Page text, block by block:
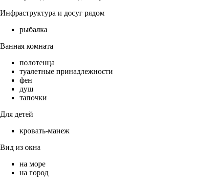
Инфраструктура и досуг рядом
рыбалка
Ванная комната
полотенца
туалетные принадлежности
фен
душ
тапочки
Для детей
кровать-манеж
Вид из окна
на море
на город